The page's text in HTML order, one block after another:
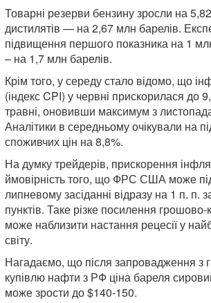
Товарні резерви бензину зросли на
дистилятів — на 2,67 млн барелів.
підвищення першого показника на 1
– на 1,7 млн ​​барелів.
Крім того, у середу стало відомо, що
(індекс CPI) у червні прискорилася до
травні, оновивши максимум з
Аналітики в середньому очікували на
споживчих цін на 8,8%.
На думку трейдерів, прискорення
ймовірність того, що ФРС США може
липневому засіданні відразу на 1 п. п.
пунктів. Таке різке посилення грошово-
може наблизити настання рецесії у
світу.
Нагадаємо, що після запровадження з
купівлю нафти з РФ ціна бареля
може зрости до $140-150.